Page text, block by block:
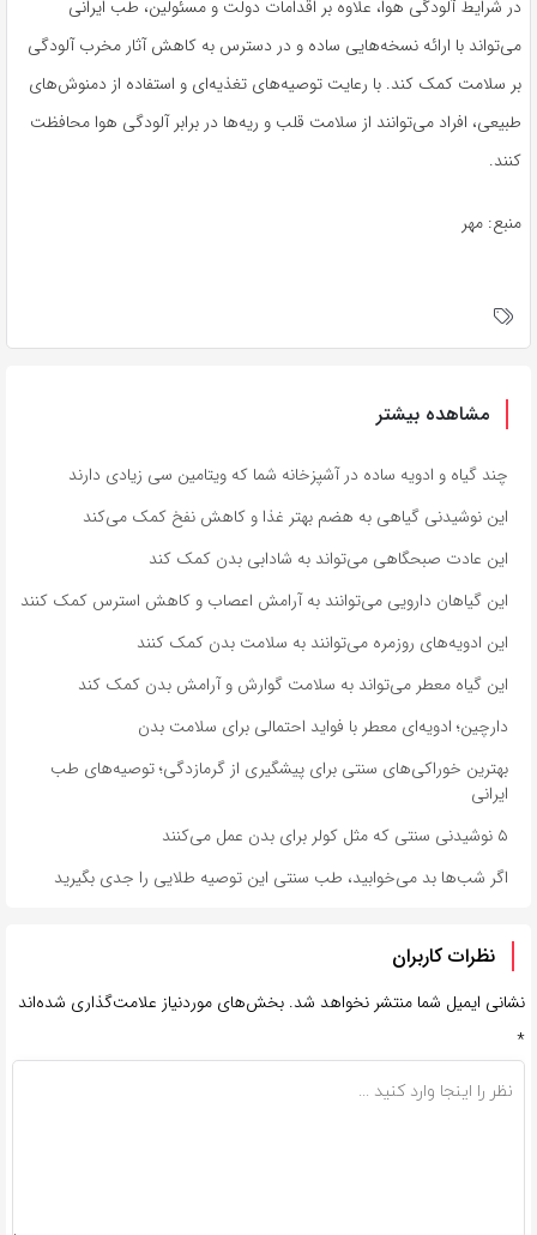
در شرایط آلودگی هوا، علاوه بر اقدامات دولت و مسئولین، طب ایرانی
می‌تواند با ارائه نسخه‌هایی ساده و در دسترس به کاهش آثار مخرب آلودگی
بر سلامت کمک کند. با رعایت توصیه‌های تغذیه‌ای و استفاده از دمنوش‌های
طبیعی، افراد می‌توانند از سلامت قلب و ریه‌ها در برابر آلودگی هوا محافظت
کنند.
منبع: مهر
مشاهده بیشتر
چند گیاه و ادویه ساده در آشپزخانه شما که ویتامین سی زیادی دارند
این نوشیدنی گیاهی به هضم بهتر غذا و کاهش نفخ کمک می‌کند
این عادت صبحگاهی می‌تواند به شادابی بدن کمک کند
این گیاهان دارویی می‌توانند به آرامش اعصاب و کاهش استرس کمک کنند
این ادویه‌های روزمره می‌توانند به سلامت بدن کمک کنند
این گیاه معطر می‌تواند به سلامت گوارش و آرامش بدن کمک کند
دارچین؛ ادویه‌ای معطر با فواید احتمالی برای سلامت بدن
بهترین خوراکی‌های سنتی برای پیشگیری از گرمازدگی؛ توصیه‌های طب
ایرانی
۵ نوشیدنی سنتی که مثل کولر برای بدن عمل می‌کنند
اگر شب‌ها بد می‌خوابید، طب سنتی این توصیه طلایی را جدی بگیرید
نظرات کاربران
نشانی ایمیل شما منتشر نخواهد شد. بخش‌های موردنیاز علامت‌گذاری شده‌اند
*